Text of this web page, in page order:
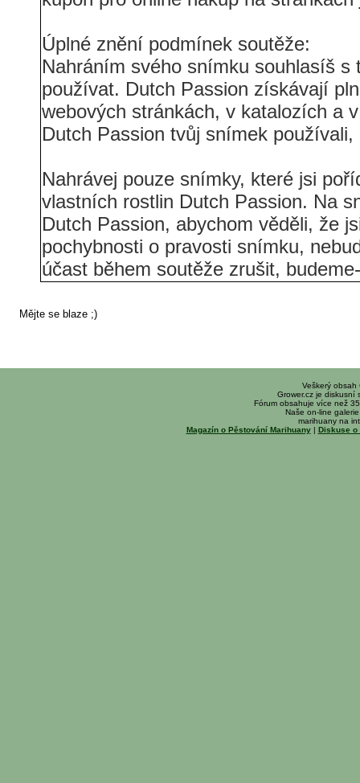
Úplné znění podmínek soutěže:
Nahráním svého snímku souhlasíš
používat. Dutch Passion získávají
webových stránkách, v katalozích a
Dutch Passion tvůj snímek
Nahrávej pouze snímky, které jsi
vlastních rostlin Dutch Passion. Na
Dutch Passion, abychom věděli, že
pochybnosti o pravosti snímku,
účast během soutěže zrušit,
Mějte se blaze ;)
Veškerý obsah
Grower.cz je diskusní
Fórum obsahuje více než
Naše on-line
marihuany na
Magazín o Pěstování Marihuany| Diskuse o